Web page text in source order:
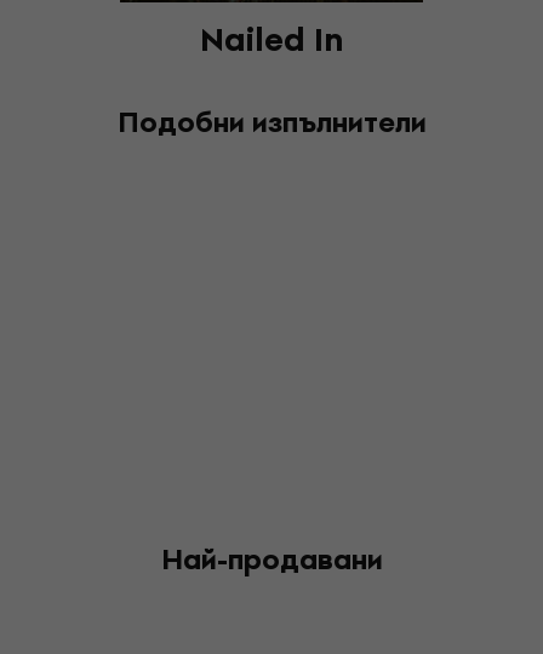
Nailed In
Подобни изпълнители
Най-продавани